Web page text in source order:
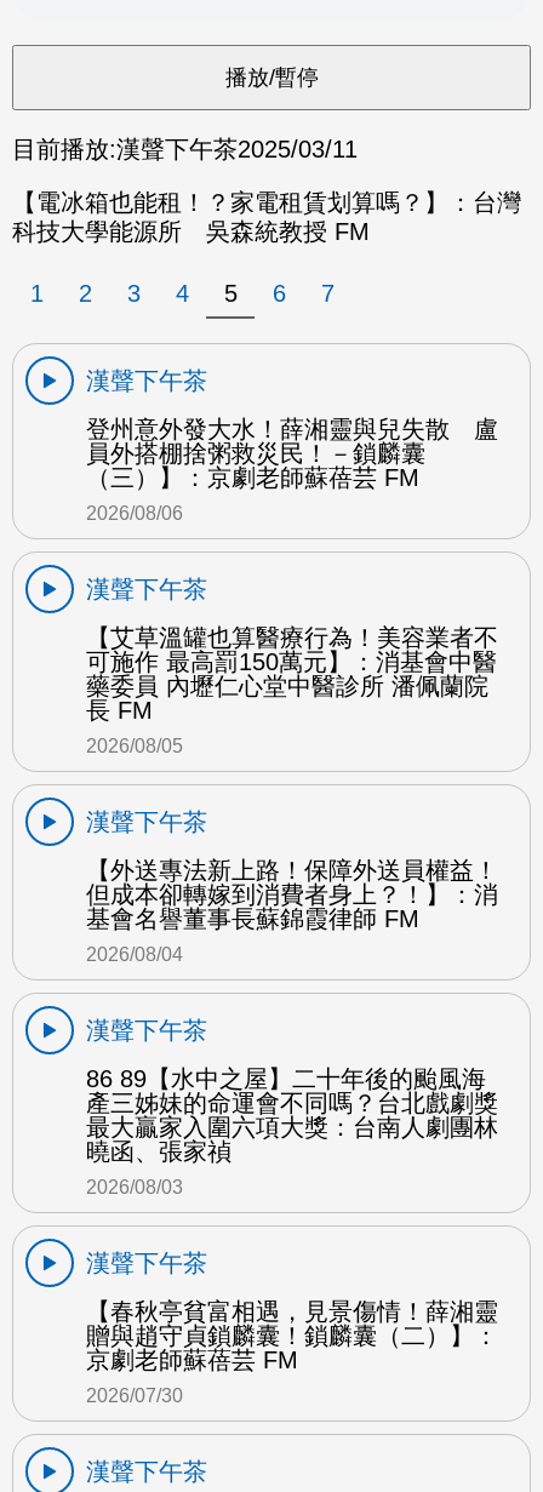
目前播放:漢聲下午茶2025/03/11
【電冰箱也能租！？家電租賃划算嗎？】：台灣
科技大學能源所 吳森統教授 FM
1 2 3 4 5 6 7
漢聲下午茶
登州意外發大水！薛湘靈與兒失散 盧
員外搭棚捨粥救災民！－鎖麟囊
（三）】：京劇老師蘇蓓芸 FM
2026/08/06
漢聲下午茶
【艾草溫罐也算醫療行為！美容業者不
可施作 最高罰150萬元】：消基會中醫
藥委員 內壢仁心堂中醫診所 潘佩蘭院
長 FM
2026/08/05
漢聲下午茶
【外送專法新上路！保障外送員權益！
但成本卻轉嫁到消費者身上？！】：消
基會名譽董事長蘇錦霞律師 FM
2026/08/04
漢聲下午茶
86 89【水中之屋】二十年後的颱風海
產三姊妹的命運會不同嗎？台北戲劇獎
最大贏家入圍六項大獎：台南人劇團林
曉函、張家禎
2026/08/03
漢聲下午茶
【春秋亭貧富相遇，見景傷情！薛湘靈
贈與趙守貞鎖麟囊！鎖麟囊（二）】：
京劇老師蘇蓓芸 FM
2026/07/30
漢聲下午茶